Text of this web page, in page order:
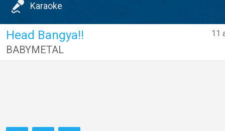
Karaoke
11
Head Bangya!!
BABYMETAL